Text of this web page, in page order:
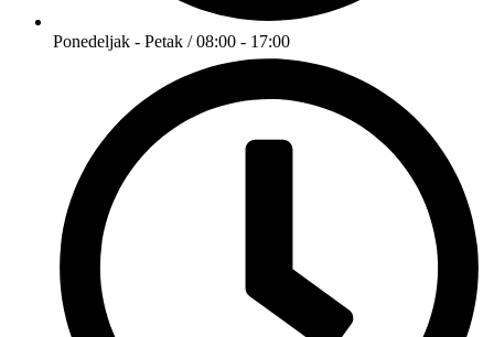
Ponedeljak - Petak / 08:00 - 17:00